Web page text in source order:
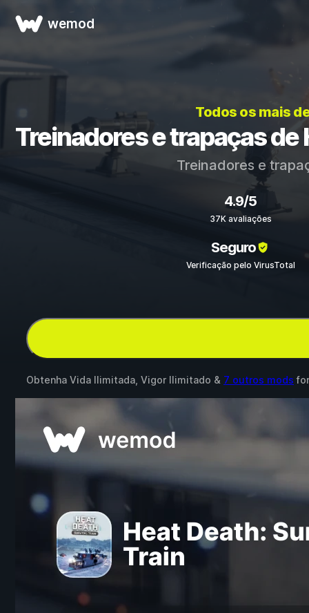
wemod
Todos os mais
Treinadores e trapaças de
Treinadores e
4.9/5
37K avaliações
Seguro
Verificação pelo VirusTotal
Obtenha Vida Ilimitada, Vigor Ilimitado & 7 outros mods